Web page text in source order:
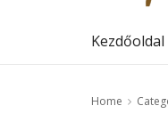
Kezdőoldal
Home